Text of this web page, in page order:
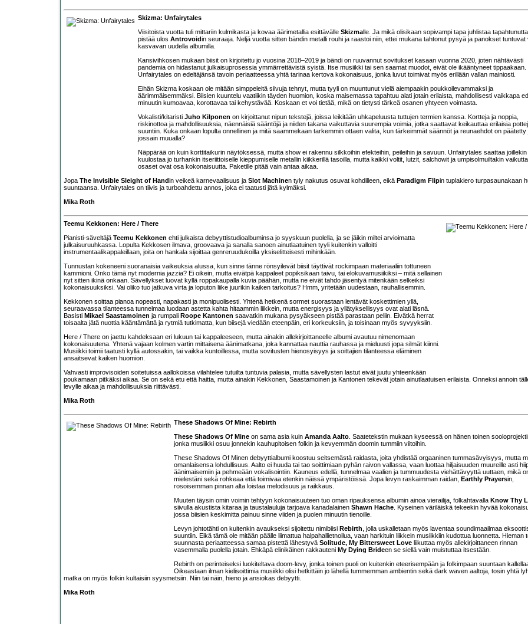
Skizma: Unfairytales
Viisitoista vuotta tuli mittariin kulmikasta ja kovaa äärimetallia esittävälle Skizmalle. Ja mikä olisikaan sopivampi tapa juhlistaa
pistää ulos Antrovoidin seuraaja. Neljä vuotta sitten bändin metalli rouhi ja raastoi niin, ettei mukana tahtonut pysyä ja panokset tuntuvat
kasvavan uudella albumilla.
Kansivihkosen mukaan biisit on kirjoitettu jo vuosina 2018–2019 ja bändi on ruuvannut sovitukset kasaan vuonna 2020, joten nähtävästi
pandemia on hidastanut julkaisuprosessia ymmärrettävistä syistä. Itse musiikki tai sen saamat muodot, eivät ole ikääntyneet tippaakaan.
Unfairytales on edeltäjänsä tavoin periaatteessa yhtä tarinaa kertova kokonaisuus, jonka luvut toimivat myös erillään vallan mainiosti.
Eihän Skizma koskaan ole mitään simppeleitä siivuja tehnyt, mutta tyyli on muuntunut vielä aiempaakin poukkoilevammaksi ja
äärimmäisemmäksi. Biisien kuuntelu vaatiikin täyden huomion, koska maisemassa tapahtuu alati jotain erilaista, mahdollisesti vaikkapa
minuutin kumoavaa, korottavaa tai kehystävää. Koskaan et voi tietää, mikä on tietysti tärkeä osanen yhtyeen voimasta.
Vokalisti/kitaristi Juho Kilponen on kirjoittanut nipun tekstejä, joissa leikitään uhkapeluusta tuttujen termien kanssa. Kortteja ja noppia,
riskinottoa ja mahdollisuuksia, näennäisiä sääntöjä ja niiden takana vaikuttavia suurempia voimia, jotka saattavat keikauttaa erilaisia
suuntiin. Kuka onkaan lopulta onnellinen ja mitä saammekaan tarkemmin ottaen valita, kun tärkeimmät säännöt ja reunaehdot on päätetty
jossain muualla?
Näppärää on kuin korttitaikurin näytöksessä, mutta show ei rakennu silkkoihin efekteihin, peileihin ja savuun. Unfairytales saattaa joillekin
kuulostaa jo turhankin itseriittoiselle kieppumiselle metallin kiikkerillä tasoilla, mutta kaikki voltit, lutzit, salchowit ja umpisolmuiltakin
osaset ovat osa kokonaisuutta. Paketille pitää vain antaa aikaa.
Jopa The Invisible Sleight of Handin veikeä karnevaalisuus ja Slot Machinen tyly nakutus osuvat kohdilleen, eikä Paradigm Flipin tuplakiero turpasaunakaan
suuntaansa. Unfairytales on tiivis ja turboahdettu annos, joka ei taatusti jätä kylmäksi.
Mika Roth
Teemu Kekkonen: Here / There
Pianisti-säveltäjä Teemu Kekkonen ehti julkaista debyyttistudioalbuminsa jo syyskuun puolella, ja se jäikin miltei arvioimatta
julkaisuruuhkassa. Lopulta Kekkosen ilmava, groovaava ja sanalla sanoen ainutlaatuinen tyyli kuitenkin valloitti
instrumentaalikappaleillaan, joita on hankala sijoittaa genreruudukoilla yksiselitteisesti mihinkään.
Tunnustan kokeneeni suoranaisia vaikeuksia alussa, kun sinne tänne rönsyilevät biisit täyttivät rockimpaan materiaaliin tottuneen
kammioni. Onko tämä nyt modernia jazzia? Ei oikein, mutta eivätpä kappaleet popiksikaan taivu, tai elokuvamusiikiksi – mitä sellainen
nyt sitten ikinä onkaan. Sävellykset luovat kyllä roppakaupalla kuvia päähän, mutta ne eivät tahdo jäsentyä mitenkään selkeiksi
kokonaisuuksiksi. Vai oliko tuo jatkuva virta ja loputon liike juurikin kaiken tarkoitus? Hmm, yritetään uudestaan, rauhallisemmin.
Kekkonen soittaa pianoa nopeasti, napakasti ja monipuolisesti. Yhtenä hetkenä sormet suorastaan lentävät koskettimien yllä,
seuraavassa tilanteessa tunnelmaa luodaan astetta kahta hitaammin liikkein, mutta energisyys ja yllätyksellisyys ovat alati läsnä.
Basisti Mikael Saastamoinen ja rumpali Roope Kantonen saavatkin mukana pysyäkseen pistää parastaan peliin. Eivätkä herrat
toisaalta jätä nuottia kääntämättä ja rytmiä tutkimatta, kun biisejä viedään eteenpäin, eri korkeuksiin, ja toisinaan myös syvyyksiin.
Here / There on jaettu kahdeksaan eri lukuun tai kappaleeseen, mutta ainakin allekirjoittaneelle albumi avautuu nimenomaan
kokonaisuutena. Yhtenä vajaan kolmen vartin mittaisena äänimatkana, joka kannattaa nauttia rauhassa ja mieluusti jopa silmät kiinni.
Musiikki toimii taatusti kyllä autossakin, tai vaikka kuntoillessa, mutta sovitusten hienosyisyys ja soittajien tilanteessa eläminen
ansaitsevat kaiken huomion.
Vahvasti improvisoiden soitetuissa aallokoissa vilahtelee tutuilta tuntuvia palasia, mutta sävellysten lastut eivät juutu yhteenkään
poukamaan pitkäksi aikaa. Se on sekä etu että haitta, mutta ainakin Kekkonen, Saastamoinen ja Kantonen tekevät jotain ainutlaatuisen erilaista. Onneksi annoin
levylle aikaa ja mahdollisuuksia riittävästi.
Mika Roth
These Shadows Of Mine: Rebirth
These Shadows Of Mine on sama asia kuin Amanda Aalto . Saatetekstin mukaan kyseessä on hänen toinen
jonka musiikki osuu jonnekin kauhupitoisen folkin ja kevyemmän doomin tummiin viitoihin.
These Shadows Of Minen debyyttialbumi koostuu seitsemästä raidasta, joita yhdistää orgaaninen tummasävyisyys, mutta
omanlaisensa lohdullisuus. Aalto ei huuda tai tao soittimiaan pyhän raivon vallassa, vaan luottaa hiljaisuuden muureille asti
äänimaisemiin ja pehmeään vokalisointiin. Kauneus edellä, tunnelmaa vaalien ja tummuudesta viehättävyyttä uuttaen, mikä
mielestäni sekä rohkeaa että toimivaa etenkin näissä ympäristöissä. Jopa levyn raskaimman raidan, Earthly Prayersin,
rosoisemman pinnan alta loistaa melodisuus ja raikkaus.
Muuten täysin omin voimin tehtyyn kokonaisuuteen tuo oman ripauksensa albumin ainoa vierailija, folkahtavalla Know Thy
siivulla akustista kitaraa ja taustalauluja tarjoava kanadalainen Shawn Hache . Kyseinen väriläiskä tekeekin hyvää
jossa biisien keskimitta painuu sinne viiden ja puolen minuutin tienoille.
Levyn johtotähti on kuitenkin avaukseksi sijoitettu nimibiisi Rebirth , jolla uskalletaan myös laventaa soundimaailmaa
suuntiin. Eikä tämä ole mitään päälle liimattua halpahallietnoilua, vaan harkituin liikkein musiikkiin kudottua luonnetta. Hieman
suunnasta periaatteessa samaa pistettä lähestyvä Solitude, My Bittersweet Love liikuttaa myös allekirjoittaneen rinnan
vasemmalla puolella jotain. Ehkäpä elinikäinen rakkauteni My Dying Brideen se siellä vain muistuttaa itsestään.
Rebirth on perinteiseksi luokiteltava doom-levy, jonka toinen puoli on kuitenkin eteerisempään ja folkimpaan suuntaan
Oikeastaan ilman kielisoittimia musiikki olisi hetkittäin jo lähellä tummemman ambientin sekä dark waven aaltoja, tosin yhtä
matka on myös folkin kultaisiin syysmetsiin. Niin tai näin, hieno ja ansiokas debyytti.
Mika Roth